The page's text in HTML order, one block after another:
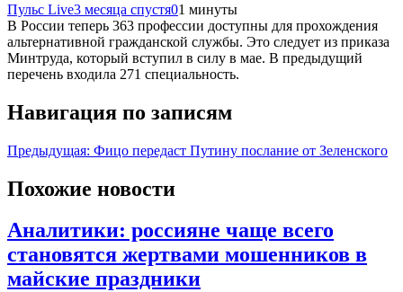
Пульс Live3 месяца спустя01 минуты
В России теперь 363 профессии доступны для прохождения
альтернативной гражданской службы. Это следует из приказа
Минтруда, который вступил в силу в мае. В предыдущий
перечень входила 271 специальность.
Навигация по записям
Предыдущая: Фицо передаст Путину послание от Зеленского
Похожие новости
Аналитики: россияне чаще всего
становятся жертвами мошенников в
майские праздники